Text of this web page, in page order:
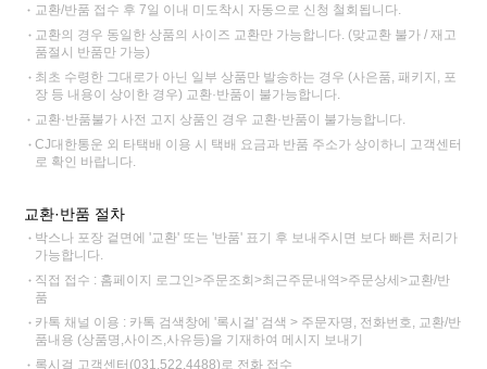
교환/반품 접수 후 7일 이내 미도착시 자동으로 신청 철회됩니다.
교환의 경우 동일한 상품의 사이즈 교환만 가능합니다. (맞교환 불가 / 재고
품절시 반품만 가능)
최초 수령한 그대로가 아닌 일부 상품만 발송하는 경우 (사은품, 패키지, 포
장 등 내용이 상이한 경우) 교환·반품이 불가능합니다.
교환·반품불가 사전 고지 상품인 경우 교환·반품이 불가능합니다.
CJ대한통운 외 타택배 이용 시 택배 요금과 반품 주소가 상이하니 고객센터
로 확인 바랍니다.
교환·반품 절차
박스나 포장 겉면에 '교환' 또는 '반품' 표기 후 보내주시면 보다 빠른 처리가
가능합니다.
직접 접수 : 홈페이지 로그인>주문조회>최근주문내역>주문상세>교환/반
품
카톡 채널 이용 : 카톡 검색창에 '록시걸' 검색 > 주문자명, 전화번호, 교환/반
품내용 (상품명,사이즈,사유등)을 기재하여 메시지 보내기
록시걸 고객센터(031.522.4488)로 전화 접수